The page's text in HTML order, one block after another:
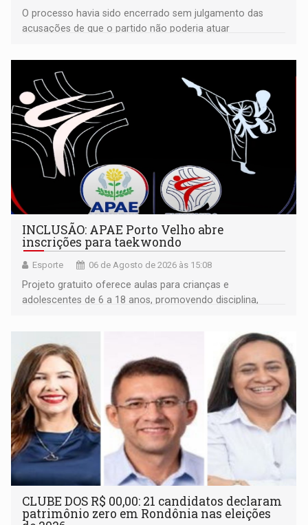
O processo havia sido encerrado sem julgamento das
acusações de que o partido não poderia atuar
INCLUSÃO: APAE Porto Velho abre
inscrições para taekwondo
Esporte 06 de Agosto de 2026 às 15:08
Projeto gratuito oferece aulas para crianças e
adolescentes de 6 a 18 anos, promovendo disciplina,
CLUBE DOS R$ 00,00: 21 candidatos declaram
patrimônio zero em Rondônia nas eleições